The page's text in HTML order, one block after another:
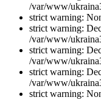
/var/www/
strict warning:
strict warning:
/var/www/
strict warning:
/var/www/
strict warning:
/var/www/
strict warning: